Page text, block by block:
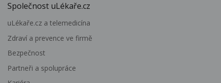
Společnost uLékaře.cz
uLékaře.cz a telemedicína
Zdraví a prevence ve firmě
Bezpečnost
Partneři a spolupráce